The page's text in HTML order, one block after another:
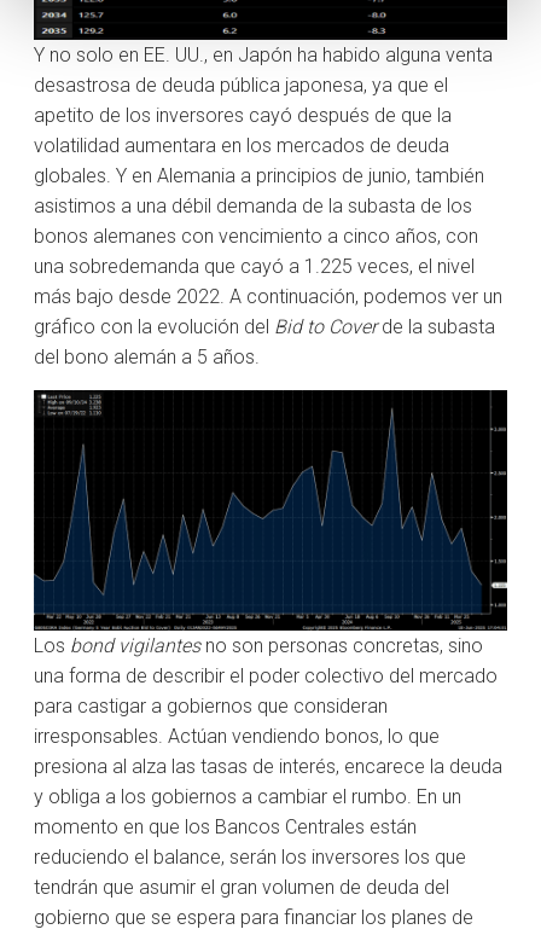
Y no solo en EE. UU., en Japón ha habido alguna venta
desastrosa de deuda pública japonesa, ya que el
apetito de los inversores cayó después de que la
volatilidad aumentara en los mercados de deuda
globales. Y en Alemania a principios de junio, también
asistimos a una débil demanda de la subasta de los
bonos alemanes con vencimiento a cinco años, con
una sobredemanda que cayó a 1.225 veces, el nivel
más bajo desde 2022. A continuación, podemos ver un
gráfico con la evolución del Bid to Coverde la subasta
del bono alemán a 5 años.
Los bond vigilantesno son personas concretas, sino
una forma de describir el poder colectivo del mercado
para castigar a gobiernos que consideran
irresponsables. Actúan vendiendo bonos, lo que
presiona al alza las tasas de interés, encarece la deuda
y obliga a los gobiernos a cambiar el rumbo. En un
momento en que los Bancos Centrales están
reduciendo el balance, serán los inversores los que
tendrán que asumir el gran volumen de deuda del
gobierno que se espera para financiar los planes de